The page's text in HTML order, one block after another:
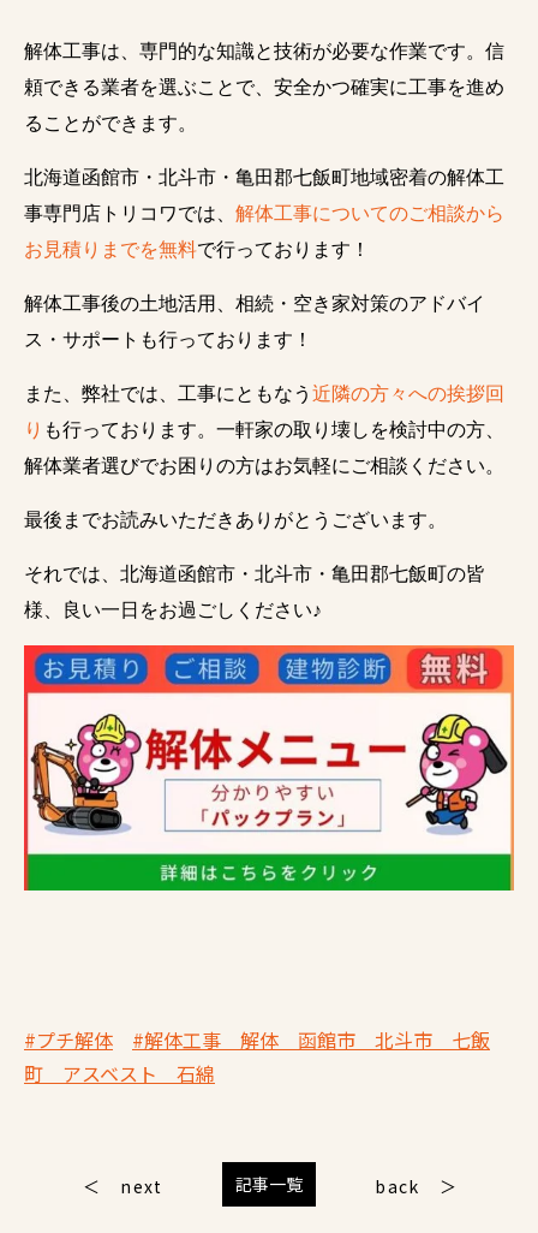
解体工事は、専門的な知識と技術が必要な作業です。信
頼できる業者を選ぶことで、安全かつ確実に工事を進め
ることができます。
北海道函館市・北斗市・亀田郡七飯町地域密着の解体工
事専門店トリコワでは、 解体工事についてのご相談から
お見積りまでを無料で行っております！
解体工事後の土地活用、相続・空き家対策のアドバイ
ス・サポートも行っております！
また、弊社では、工事にともなう 近隣の方々への挨拶回
り も行っております。一軒家の取り壊しを検討中の方、
解体業者選びでお困りの方はお気軽にご相談ください。
最後までお読みいただきありがとうございます。
それでは、北海道函館市・北斗市・亀田郡七飯町の皆
様、良い一日をお過ごしください♪
#プチ解体
#解体工事 解体 函館市 北斗市 七飯
町 アスベスト 石綿
next 記事一覧 back